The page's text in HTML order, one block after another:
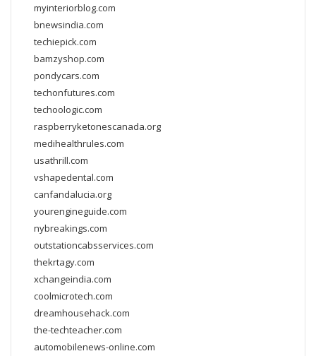
myinteriorblog.com
bnewsindia.com
techiepick.com
bamzyshop.com
pondycars.com
techonfutures.com
techoologic.com
raspberryketonescanada.org
medihealthrules.com
usathrill.com
vshapedental.com
canfandalucia.org
yourengineguide.com
nybreakings.com
outstationcabsservices.com
thekrtagy.com
xchangeindia.com
coolmicrotech.com
dreamhousehack.com
the-techteacher.com
automobilenews-online.com